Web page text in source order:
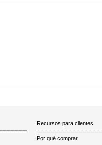
Recursos para clientes
Por qué comprar